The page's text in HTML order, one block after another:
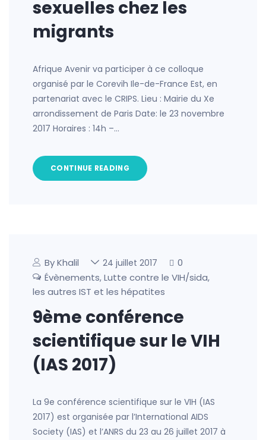
sexuelles chez les
migrants
Afrique Avenir va participer à ce colloque
organisé par le Corevih Ile-de-France Est, en
partenariat avec le CRIPS. Lieu : Mairie du Xe
arrondissement de Paris Date: le 23 novembre
2017 Horaires : 14h –…
CONTINUE READING
By Khalil 24 juillet 2017
0
Évènements, Lutte contre le VIH/sida,
les autres IST et les hépatites
9ème conférence
scientifique sur le VIH
(IAS 2017)
La 9e conférence scientifique sur le VIH (IAS
2017) est organisée par l’International AIDS
Society (IAS) et l’ANRS du 23 au 26 juillet 2017 à